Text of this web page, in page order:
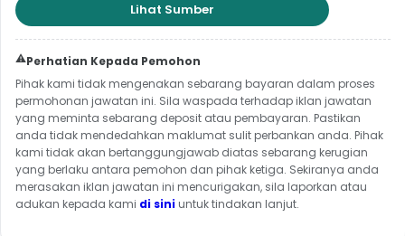
Lihat Sumber
⚠️Perhatian Kepada Pemohon
Pihak kami tidak mengenakan sebarang bayaran dalam proses
permohonan jawatan ini. Sila waspada terhadap iklan jawatan
yang meminta sebarang deposit atau pembayaran. Pastikan
anda tidak mendedahkan maklumat sulit perbankan anda. Pihak
kami tidak akan bertanggungjawab diatas sebarang kerugian
yang berlaku antara pemohon dan pihak ketiga. Sekiranya anda
merasakan iklan jawatan ini mencurigakan, sila laporkan atau
adukan kepada kami di sini untuk tindakan lanjut.